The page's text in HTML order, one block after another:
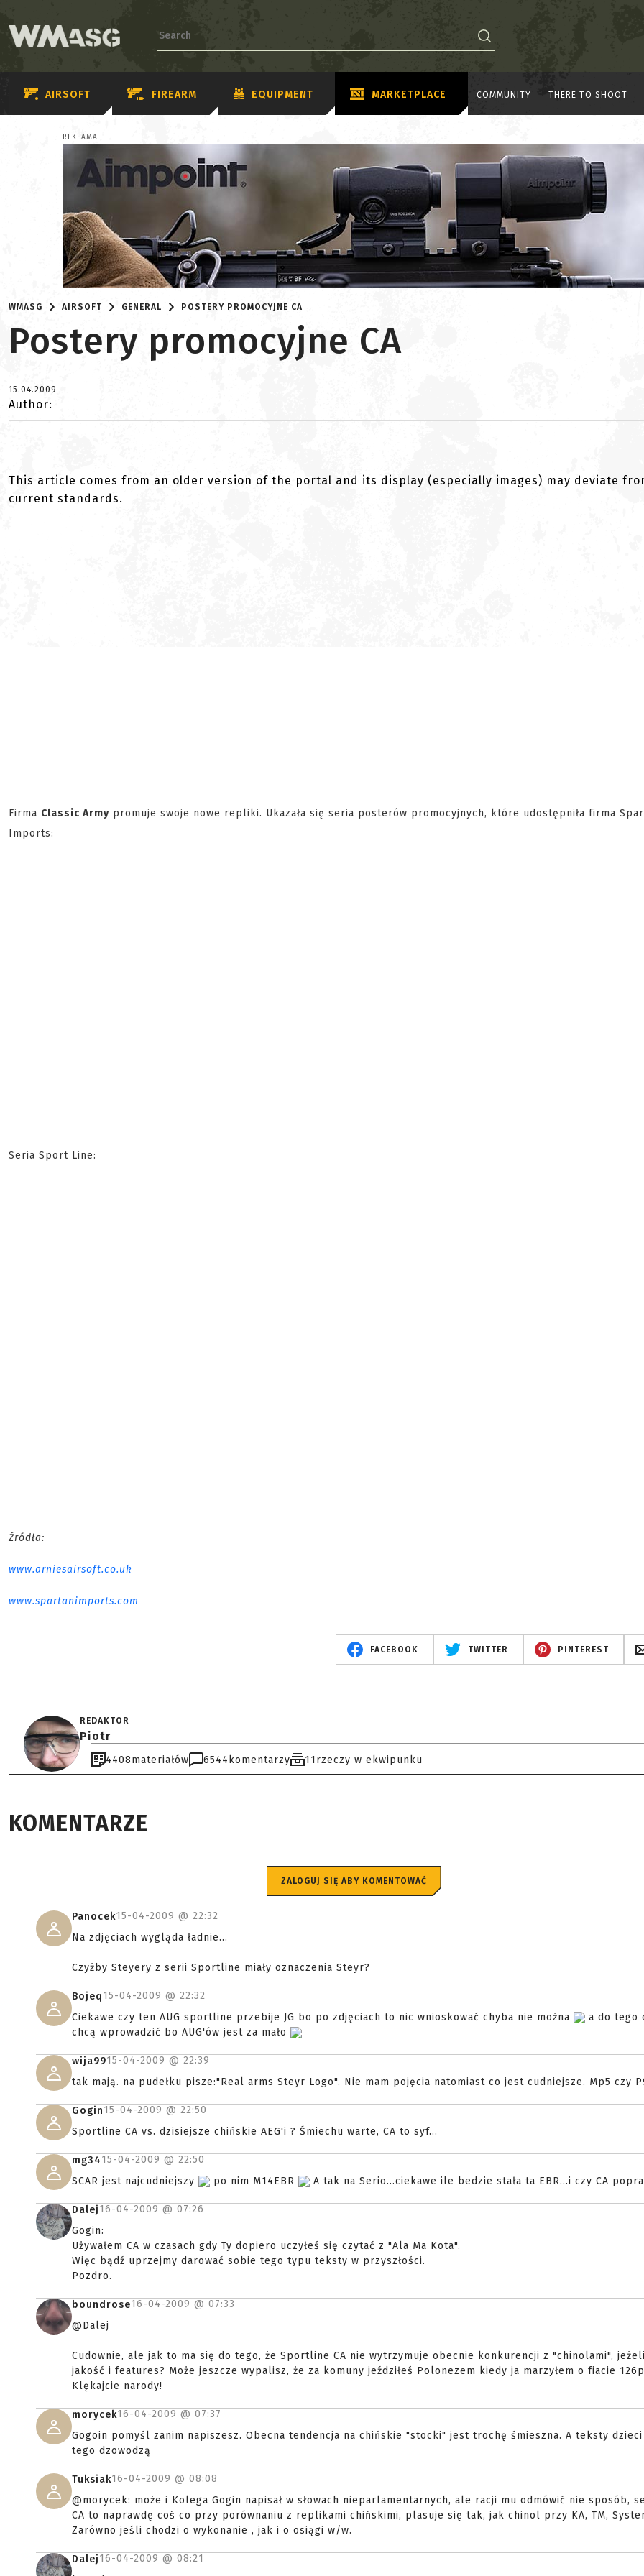
AIRSOFT FIREARM EQUIPMENT MARKETPLACE COMMUNITY THERE TO SHOOT
REKLAMA
WMASG AIRSOFT GENERAL POSTERY PROMOCYJNE CA
Postery promocyjne CA
15.04.2009
Author:
This article comes from an older version of the portal and its display (especially images) may deviate
current standards.
Firma Classic Army promuje swoje nowe repliki. Ukazała się seria posterów promocyjnych, które udostępniła firma
Imports:
Seria Sport Line:
Źródła:
www.arniesairsoft.co.uk
www.spartanimports.com
FACEBOOK TWITTER PINTEREST
REDAKTOR
Piotr
4408materiałów 6544 komentarzy 11rzeczy w ekwipunku
KOMENTARZE
ZALOGUJ SIĘ ABY KOMENTOWAĆ
Panocek15-04-2009 @ 22:32
Na zdjęciach wygląda ładnie...
Czyżby Steyery z serii Sportline miały oznaczenia Steyr?
Bojeq15-04-2009 @ 22:32
Ciekawe czy ten AUG sportline przebije JG bo po zdjęciach to nic wnioskować chyba nie można
a do tego
chcą wprowadzić bo AUG'ów jest za mało
wija9915-04-2009 @ 22:39
tak mają. na pudełku pisze:"Real arms Steyr Logo". Nie mam pojęcia natomiast co jest cudniejsze. Mp5 czy
Gogin15-04-2009 @ 22:50
Sportline CA vs. dzisiejsze chińskie AEG'i ? Śmiechu warte, CA to syf...
mg3415-04-2009 @ 22:50
SCAR jest najcudniejszy
po nim M14EBR A tak na Serio...ciekawe ile bedzie stała ta EBR...i czy CA
Dalej16-04-2009 @ 07:26
Gogin:
Używałem CA w czasach gdy Ty dopiero uczyłeś się czytać z "Ala Ma Kota".
Więc bądź uprzejmy darować sobie tego typu teksty w przyszłości.
Pozdro.
boundrose16-04-2009 @ 07:33
@Dalej
Cudownie, ale jak to ma się do tego, że Sportline CA nie wytrzymuje obecnie konkurencji z "chinolami",
jakość i features? Może jeszcze wypalisz, że za komuny jeździłeś Polonezem kiedy ja marzyłem o fiacie
Klękajcie narody!
morycek16-04-2009 @ 07:37
Gogoin pomyśl zanim napiszesz. Obecna tendencja na chińskie "stocki" jest trochę śmieszna. A teksty
tego dzowodzą
Tuksiak16-04-2009 @ 08:08
@morycek: może i Kolega Gogin napisał w słowach nieparlamentarnych, ale racji mu odmówić nie sposób,
CA to naprawdę coś co przy porównaniu z replikami chińskimi, plasuje się tak, jak chinol przy KA, TM,
Zarówno jeśli chodzi o wykonanie , jak i o osiągi w/w.
Dalej16-04-2009 @ 08:21